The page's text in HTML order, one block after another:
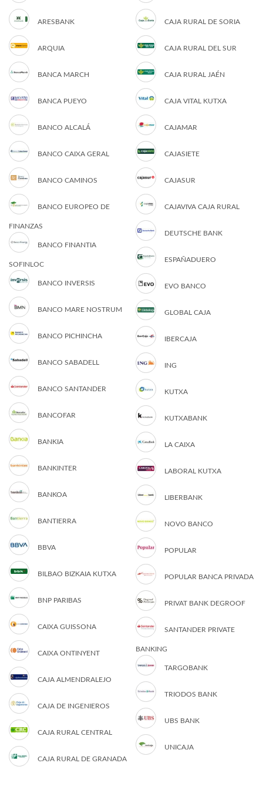
ARESBANK
ARQUIA
BANCA MARCH
BANCA PUEYO
BANCO ALCALÁ
BANCO CAIXA GERAL
BANCO CAMINOS
BANCO EUROPEO DE
FINANZAS
BANCO FINANTIA
SOFINLOC
BANCO INVERSIS
BANCO MARE NOSTRUM
BANCO PICHINCHA
BANCO SABADELL
BANCO SANTANDER
BANCOFAR
BANKIA
BANKINTER
BANKOA
BANTIERRA
BBVA
BILBAO BIZKAIA KUTXA
BNP PARIBAS
CAIXA GUISSONA
CAIXA ONTINYENT
CAJA ALMENDRALEJO
CAJA DE INGENIEROS
CAJA RURAL CENTRAL
CAJA RURAL DE GRANADA
CAJA RURAL DE SORIA
CAJA RURAL DEL SUR
CAJA RURAL JAÉN
CAJA VITAL KUTXA
CAJAMAR
CAJASIETE
CAJASUR
CAJAVIVA CAJA RURAL
DEUTSCHE BANK
ESPAÑADUERO
EVO BANCO
GLOBAL CAJA
IBERCAJA
ING
KUTXA
KUTXABANK
LA CAIXA
LABORAL KUTXA
LIBERBANK
NOVO BANCO
POPULAR
POPULAR BANCA PRIVADA
PRIVAT BANK DEGROOF
SANTANDER PRIVATE
BANKING
TARGOBANK
TRIODOS BANK
UBS BANK
UNICAJA